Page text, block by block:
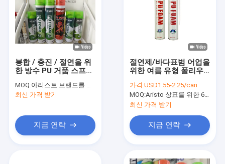
봉합 / 충진 / 절연을 위
한 방수 PU 거품 스프레
MOQ:아리스토 브랜드를 위한 6000개 깡통인 OEM을 위한 15000개 깡통
최신 가격 받기
지금 연락
절연제/바다표범 어업을
위한 여름 유형 폴리우
효력이 있는 PU 거품
가격:USD1.55-2.25/can
MOQ:Aristo 상표를 위한 6000pcs, OEM 상표를 위한 15000pcs
최신 가격 받기
지금 연락